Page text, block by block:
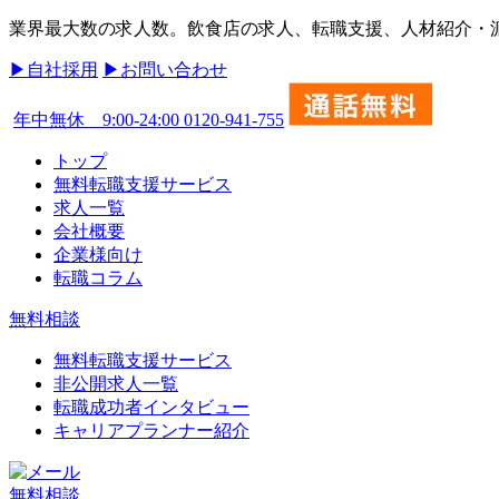
業界最大数の求人数。飲食店の求人、転職支援、人材紹介・
▶︎自社採用 ▶︎お問い合わせ
年中無休 9:00-24:00 0120-941-755
トップ
無料転職支援サービス
求人一覧
会社概要
企業様向け
転職コラム
無料相談
無料転職支援サービス
非公開求人一覧
転職成功者インタビュー
キャリアプランナー紹介
無料相談